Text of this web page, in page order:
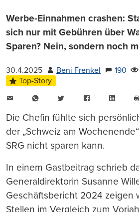
Werbe-Einnahmen crashen:
sich nur mit Gebühren über
Sparen? Nein, sondern noch
30.4.2025 Beni Frenkel 190
Top-Story
WhatsAppTwitter Facebook
Die Chefin fühlte sich
der „Schweiz am
SRG nicht sparen kann.
In einem Gastbeitrag schrieb
Generaldirektorin Susanne
Geschäftsbericht 2024 zeigen
Stellen im Vergleich zum